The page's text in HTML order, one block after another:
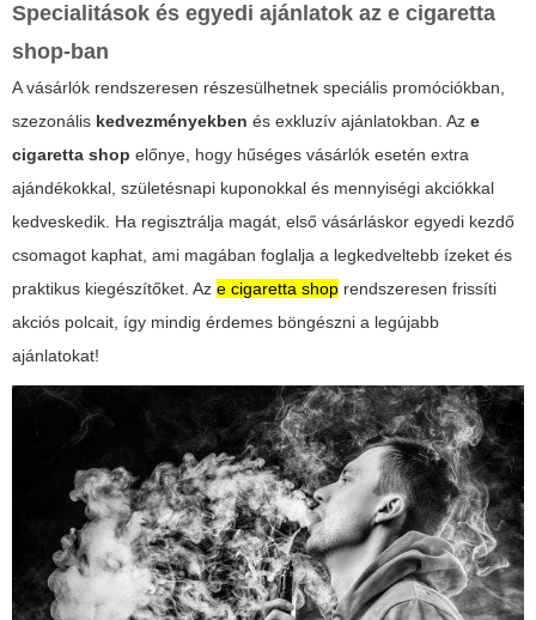
Specialitások és egyedi ajánlatok az e cigaretta
shop-ban
A vásárlók rendszeresen részesülhetnek speciális promóciókban,
szezonális kedvezményekben és exkluzív ajánlatokban. Az e
cigaretta shop előnye, hogy hűséges vásárlók esetén extra
ajándékokkal, születésnapi kuponokkal és mennyiségi akciókkal
kedveskedik. Ha regisztrálja magát, első vásárláskor egyedi kezdő
csomagot kaphat, ami magában foglalja a legkedveltebb ízeket és
praktikus kiegészítőket. Az e cigaretta shop rendszeresen frissíti
akciós polcait, így mindig érdemes böngészni a legújabb
ajánlatokat!